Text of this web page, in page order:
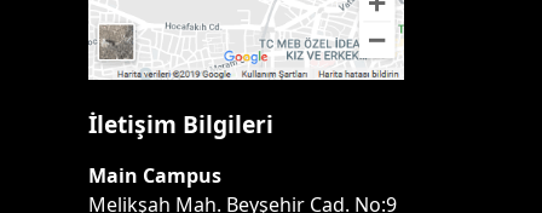
İletişim Bilgileri
Main Campus
Melikşah Mah. Beyşehir Cad. No:9